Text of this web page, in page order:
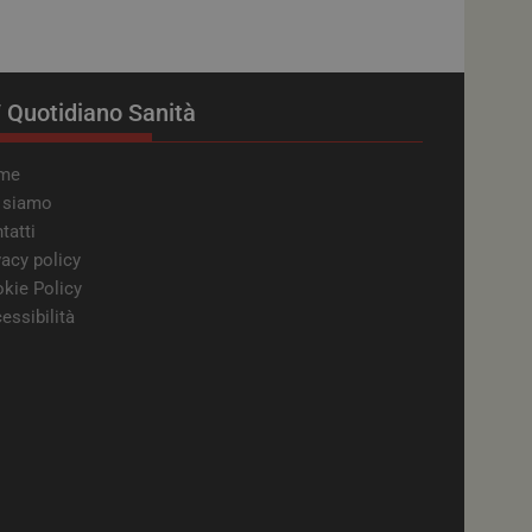
Quotidiano Sanità
siamo
policy
Policy
consenso del
per tenere
i video di
determinare se
per la gestione
per tenere
incorporati.
per tenere